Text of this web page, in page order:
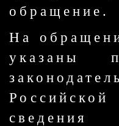
обращение.
На
указаны